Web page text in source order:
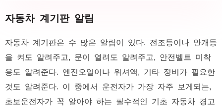
자동차 계기판 알림
자동차 계기판은 수 많은 알림이 있다. 전조등이나 안개등
을 켜도 알려주고, 문이 열려도 알려주고, 안전벨트 미착
용도 알려준다. 엔진오일이나 워셔액, 기타 정비가 필요한
것도 알려준다. 이 중에서 운전자가 가장 자주 보게되는,
초보운전자가 꼭 알아야 하는 필수적인 기초 자동차 경고